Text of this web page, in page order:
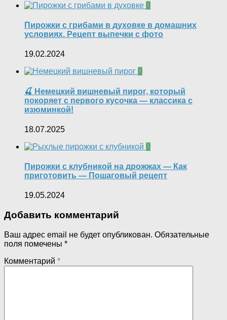
0
Пирожки с грибами в духовке в домашних
условиях. Рецепт выпечки с фото
19.02.2024
0
🍒 Немецкий вишневый пирог, который
покоряет с первого кусочка — классика с
изюминкой!
18.07.2025
0
Пирожки с клубникой на дрожжах — Как
приготовить — Пошаговый рецепт
19.05.2024
Добавить комментарий
Ваш адрес email не будет опубликован. Обязательные
поля помечены *
Комментарий *